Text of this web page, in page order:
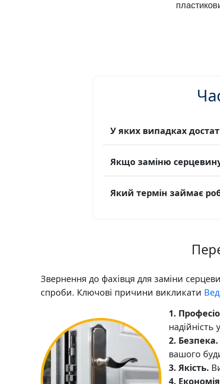
У яких випадках
Якщо заміню
Який термін займає
Звернення до фахівця для заміни
спроби. Ключові причини викликати
1.
надійність
2. Безпека.
вашого
3. Якість.
4.